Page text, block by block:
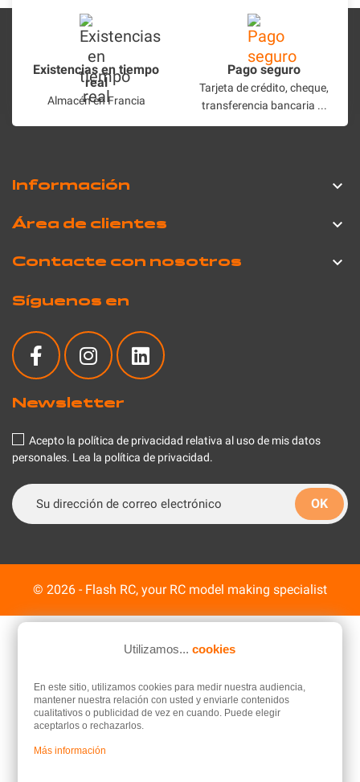
Existencias en tiempo
real
Almacén en Francia
Pago seguro
Tarjeta de crédito, cheque,
transferencia bancaria ...
Información 
Área de clientes 
Síguenos en
Newsletter
Acepto la política de privacidad relativa al uso de mis datos
personales. Lea la política de privacidad.
Contacte con nosotros 
Utilizamos... cookies
En este sitio, utilizamos cookies para medir nuestra audiencia,
mantener nuestra relación con usted y enviarle contenidos
cualitativos o publicidad de vez en cuando. Puede elegir
aceptarlos o rechazarlos.
Más información
© 2026 - Flash RC, your RC model making specialist